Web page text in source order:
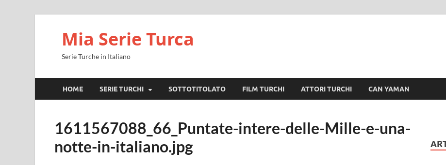
Mia Serie Turca
Serie Turche in Italiano
HOME SERIE TURCHI SOTTOTITOLATO FILM TURCHI ATTORI TURCHI CAN YAMAN
1611567088_66_Puntate-intere-delle-Mille-e-una-
notte-in-italiano.jpg